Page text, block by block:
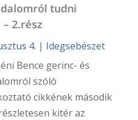
tudni
2.rész
4. | Idegsebészet
Bence gerinc- és
szóló
cikkének második
kitér az